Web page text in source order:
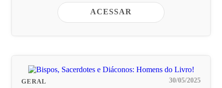
ACESSAR
GERAL 30/05/2025